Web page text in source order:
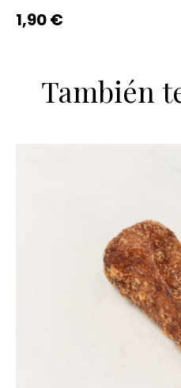
1,90€
También